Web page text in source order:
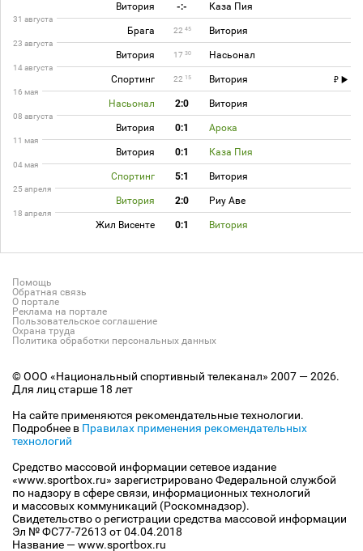
Витория -:- Каза Пия
31 августа
Брага 22 45 Витория
23 августа
Витория 17 30 Насьонал
14 августа
Спортинг 22 15 Витория
16 мая
Насьонал 2:0 Витория
08 августа
Витория 0:1 Арока
11 мая
Витория 0:1 Каза Пия
04 мая
Спортинг 5:1 Витория
25 апреля
Витория 2:0 Риу Аве
18 апреля
Жил Висенте 0:1 Витория
Помощь
Обратная связь
О портале
Реклама на портале
Пользовательское соглашение
Охрана труда
Политика обработки персональных данных
© ООО «Национальный спортивный телеканал» 2007 — 2026.
Для лиц старше 18 лет
На сайте применяются рекомендательные технологии.
Подробнее в Правилах применения рекомендательных
технологий
Средство массовой информации сетевое издание
«www.sportbox.ru» зарегистрировано Федеральной службой
по надзору в сфере связи, информационных технологий
и массовых коммуникаций (Роскомнадзор).
Свидетельство о регистрации средства массовой информации
Эл № ФС77-72613 от 04.04.2018
Название — www.sportbox.ru